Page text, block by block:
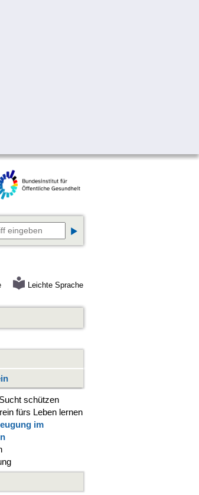
Leichte Sprache
schützen
fürs Leben lernen
im